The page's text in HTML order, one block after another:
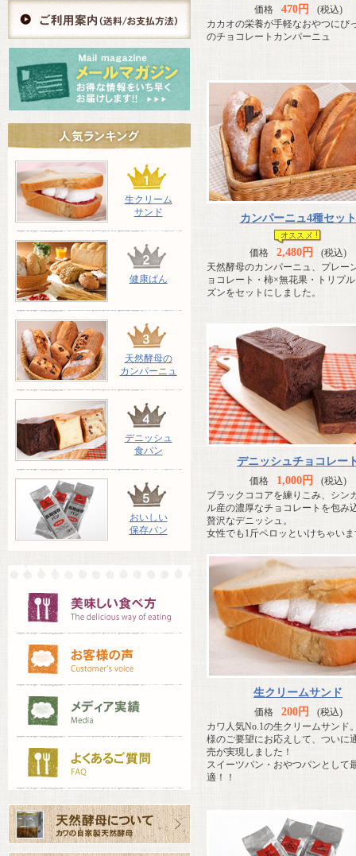
生クリーム
サンド
健康ぱん
天然酵母の
カンパーニュ
デニッシュ
食パン
おいしい
保存パン
価格 470円
(税込)
カカオの栄養が手軽なおやつにぴ
のチョコレートカンパーニュ
カンパーニュ4種セット
価格 2,480円
(税込)
天然酵母のカンパーニュ、プレー
ョコレート・柿×無花果・トリプ
ズンをセットにしました。
デニッシュチョコレー
価格 1,000円
(税込)
ブラックココアを練りこみ、シン
ル産の濃厚なチョコレートを包み
贅沢なデニッシュ。
女性でも1斤ペロッといけちゃい
生クリームサンド
価格 200円
(税込)
カワ人気No.1の生クリームサンド
様のご要望にお応えして、ついに
売が実現しました！
スイーツパン・おやつパンとして
適！！